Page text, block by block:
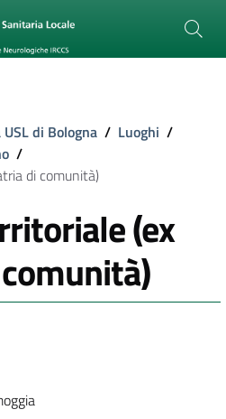
di Bologna / Luoghi /
/
di comunità)
(ex